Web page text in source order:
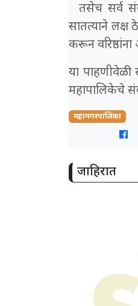
तसेच सर्व
सातत्याने लक्ष
करून
या
महापालिकेचे
महानगरपालिका
जाहिरात